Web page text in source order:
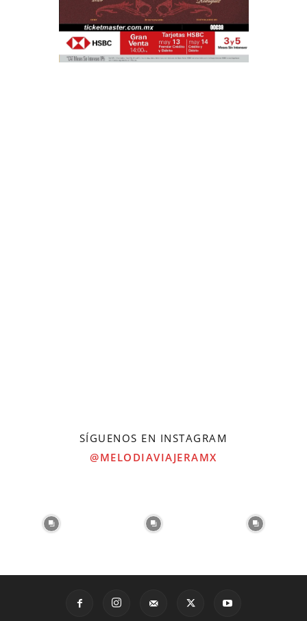
SÍGUENOS EN INSTAGRAM
@MELODIAVIAJERAMX